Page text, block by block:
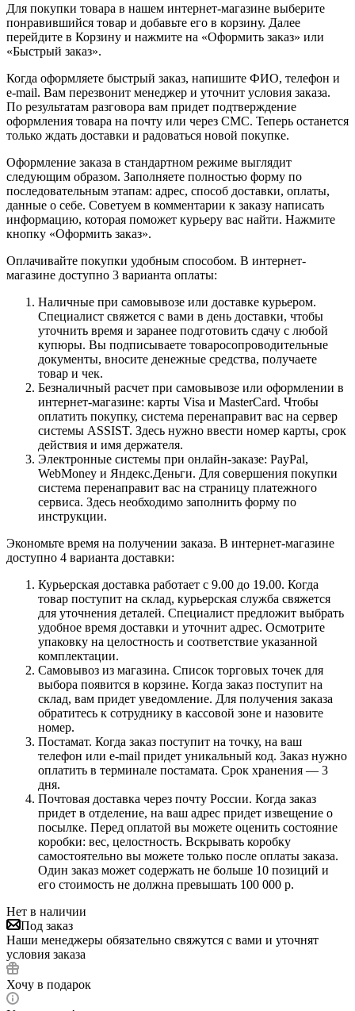
Для покупки товара в нашем интернет-магазине выберите
понравившийся товар и добавьте его в корзину. Далее
перейдите в Корзину и нажмите на «Оформить заказ» или
«Быстрый заказ».
Когда оформляете быстрый заказ, напишите ФИО, телефон и
e-mail. Вам перезвонит менеджер и уточнит условия заказа.
По результатам разговора вам придет подтверждение
оформления товара на почту или через СМС. Теперь останется
только ждать доставки и радоваться новой покупке.
Оформление заказа в стандартном режиме выглядит
следующим образом. Заполняете полностью форму по
последовательным этапам: адрес, способ доставки, оплаты,
данные о себе. Советуем в комментарии к заказу написать
информацию, которая поможет курьеру вас найти. Нажмите
кнопку «Оформить заказ».
Оплачивайте покупки удобным способом. В интернет-
магазине доступно 3 варианта оплаты:
Наличные при самовывозе или доставке курьером.
Специалист свяжется с вами в день доставки, чтобы
уточнить время и заранее подготовить сдачу с любой
купюры. Вы подписываете товаросопроводительные
документы, вносите денежные средства, получаете
товар и чек.
Безналичный расчет при самовывозе или оформлении в
интернет-магазине: карты Visa и MasterCard. Чтобы
оплатить покупку, система перенаправит вас на сервер
системы ASSIST. Здесь нужно ввести номер карты, срок
действия и имя держателя.
Электронные системы при онлайн-заказе: PayPal,
WebMoney и Яндекс.Деньги. Для совершения покупки
система перенаправит вас на страницу платежного
сервиса. Здесь необходимо заполнить форму по
инструкции.
Экономьте время на получении заказа. В интернет-магазине
доступно 4 варианта доставки:
Курьерская доставка работает с 9.00 до 19.00. Когда
товар поступит на склад, курьерская служба свяжется
для уточнения деталей. Специалист предложит выбрать
удобное время доставки и уточнит адрес. Осмотрите
упаковку на целостность и соответствие указанной
комплектации.
Самовывоз из магазина. Список торговых точек для
выбора появится в корзине. Когда заказ поступит на
склад, вам придет уведомление. Для получения заказа
обратитесь к сотруднику в кассовой зоне и назовите
номер.
Постамат. Когда заказ поступит на точку, на ваш
телефон или e-mail придет уникальный код. Заказ нужно
оплатить в терминале постамата. Срок хранения — 3
дня.
Почтовая доставка через почту России. Когда заказ
придет в отделение, на ваш адрес придет извещение о
посылке. Перед оплатой вы можете оценить состояние
коробки: вес, целостность. Вскрывать коробку
самостоятельно вы можете только после оплаты заказа.
Один заказ может содержать не больше 10 позиций и
его стоимость не должна превышать 100 000 р.
Нет в наличии
Под заказ
Наши менеджеры обязательно свяжутся с вами и уточнят
условия заказа
Хочу в подарок